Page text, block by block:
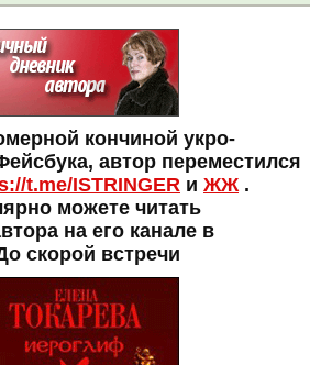
кончиной укро-
автор переместился
t.me/ISTRINGER и ЖЖ.
можете читать
на его канале в
скорой встречи